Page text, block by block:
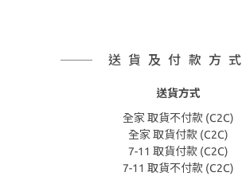
送貨及付款方式
送貨方式
全家 取貨不付款 (C2C)
全家 取貨付款 (C2C)
7-11 取貨付款 (C2C)
7-11 取貨不付款 (C2C)